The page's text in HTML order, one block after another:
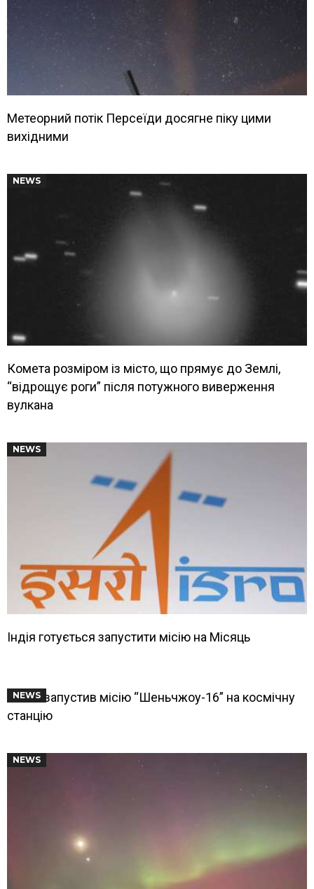
Метеорний потік Персеїди досягне піку цими
вихідними
NEWS
Комета розміром із місто, що прямує до Землі,
“відрощує роги” після потужного виверження
вулкана
NEWS
Індія готується запустити місію на Місяць
NEWS
Китай запустив місію “Шеньчжоу-16” на космічну
станцію
NEWS